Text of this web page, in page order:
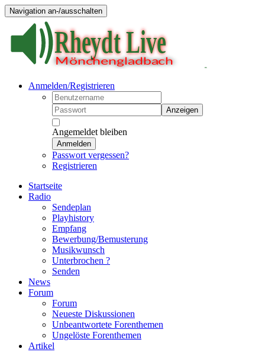
Navigation an-/ausschalten
Anmelden/Registrieren
Anzeigen
Angemeldet bleiben
Anmelden
Passwort vergessen?
Registrieren
Startseite
Radio
Sendeplan
Playhistory
Empfang
Bewerbung/Bemusterung
Musikwunsch
Unterbrochen ?
Senden
News
Forum
Forum
Neueste Diskussionen
Unbeantwortete Forenthemen
Ungelöste Forenthemen
Artikel